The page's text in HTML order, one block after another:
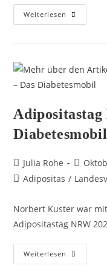
Weiterlesen
Adipositastag
Diabetesmobil
Julia Rohe
Adipositas /
Norbert Kuster war
Adipositastag NRW
Weiterlesen